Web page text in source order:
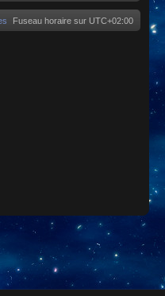
Fuseau horaire sur UTC+02:00